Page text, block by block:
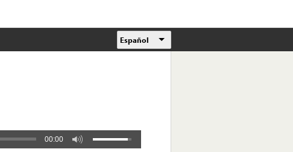
Español
00:00